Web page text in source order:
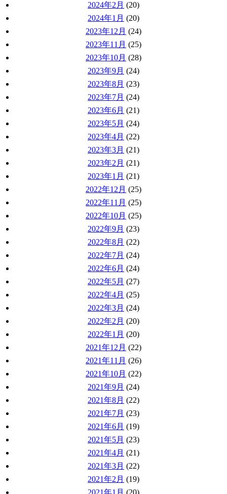
2024年2月 (20)
2024年1月 (20)
2023年12月 (24)
2023年11月 (25)
2023年10月 (28)
2023年9月 (24)
2023年8月 (23)
2023年7月 (24)
2023年6月 (21)
2023年5月 (24)
2023年4月 (22)
2023年3月 (21)
2023年2月 (21)
2023年1月 (21)
2022年12月 (25)
2022年11月 (25)
2022年10月 (25)
2022年9月 (23)
2022年8月 (22)
2022年7月 (24)
2022年6月 (24)
2022年5月 (27)
2022年4月 (25)
2022年3月 (24)
2022年2月 (20)
2022年1月 (20)
2021年12月 (22)
2021年11月 (26)
2021年10月 (22)
2021年9月 (24)
2021年8月 (22)
2021年7月 (23)
2021年6月 (19)
2021年5月 (23)
2021年4月 (21)
2021年3月 (22)
2021年2月 (19)